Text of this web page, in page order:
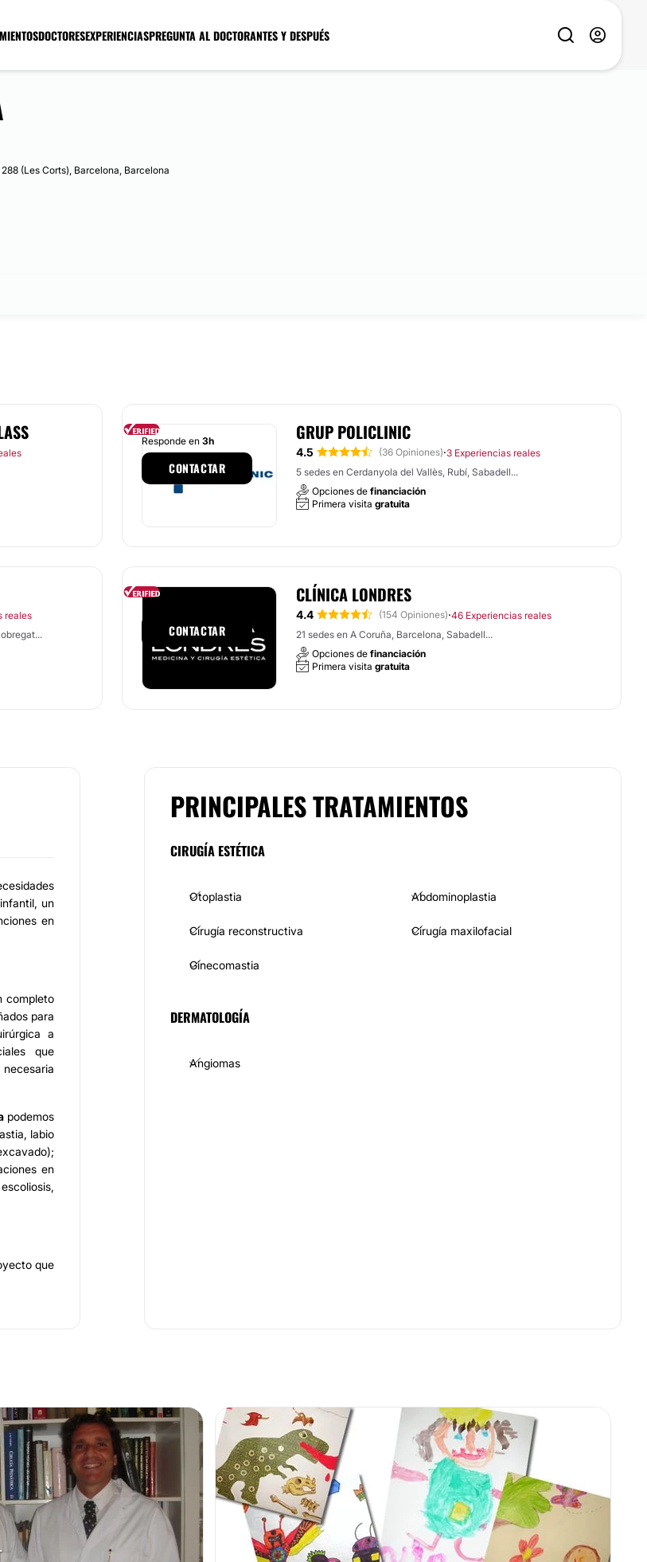
DOCTORESEXPERIENCIASPREGUNTA AL DOCTORANTES Y DESPUÉS
(Les Corts), Barcelona, Barcelona
GRUP POLICLINIC
4.5 (36 Opiniones)·3 Experiencias reales
5 sedes en Cerdanyola del Vallès, Rubí, Sabadell...
Opciones de financiación
Primera visita gratuita
Responde en 3h
CONTACTAR
reales
CLÍNICA LONDRES
4.4 (154 Opiniones)·46 Experiencias reales
21 sedes en A Coruña, Barcelona, Sabadell...
Opciones de financiación
Primera visita gratuita
CONTACTAR
un
en
completo
para
a
que
podemos
labio
en
que
, que
PRINCIPALES TRATAMIENTOS
CIRUGÍA ESTÉTICA
Otoplastia Abdominoplastia
Cirugía reconstructiva Cirugía maxilofacial
Ginecomastia
DERMATOLOGÍA
Angiomas